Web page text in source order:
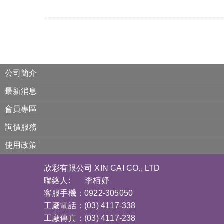
公司簡介
最新消息
會員專區
詢價服務
使用政策
欣彩有限公司 XIN CAI CO., LTD
聯絡人: 李栢妤
客服手機：0922-305050
工廠電話：(03) 4117-338
工廠傳真：(03) 4117-238